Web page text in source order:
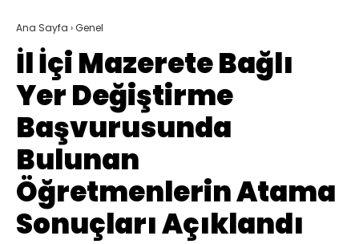
Ana Sayfa ›Genel
İl İçi Mazerete Bağlı
Yer Değiştirme
Başvurusunda
Bulunan
Öğretmenlerin Atama
Sonuçları Açıklandı